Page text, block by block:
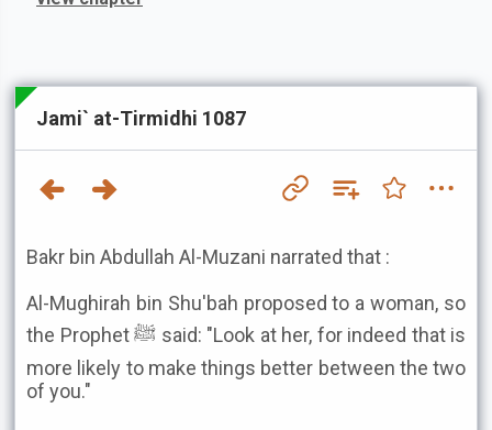
Jami` at-Tirmidhi 1087
Bakr bin Abdullah Al-Muzani narrated that :
Al-Mughirah bin Shu'bah proposed to a woman, so
the Prophet ﷺ said: "Look at her, for indeed that is
more likely to make things better between the two
of you."